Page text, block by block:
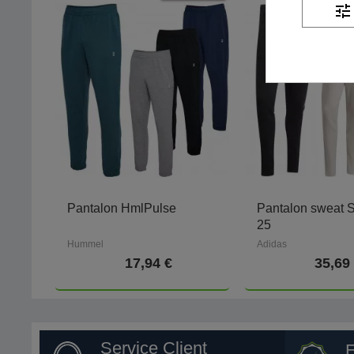
Pantalon HmlPulse
Hummel
17,94 €
Pantalon sweat
25
Adidas
35,69
Service Client
tune